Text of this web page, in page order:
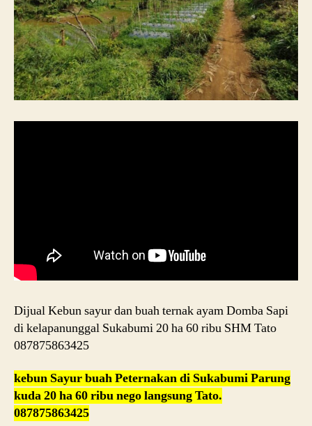
Dijual Kebun sayur dan buah ternak ayam Domba Sapi
di kelapanunggal Sukabumi 20 ha 60 ribu SHM Tato
087875863425
kebun Sayur buah Peternakan di Sukabumi Parung
kuda 20 ha 60 ribu nego langsung Tato.
087875863425